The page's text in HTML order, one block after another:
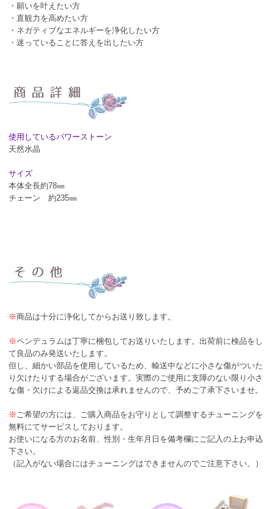
・願いを叶えたい方
・直観力を高めたい方
・ネガティブなエネルギーを浄化したい方
・迷っていることに答えを出したい方
使用しているパワーストーン
天然水晶
サイズ
本体全長約78㎜
チェーン 約235㎜
※商品は十分に浄化してからお送り致します。
※ペンデュラムは丁寧に梱包してお送りいたします。出荷前に検品をし
て良品のみ発送いたします。
但し、細かい部品を使用しているため、輸送中などに小さな傷がついた
り欠けたりする場合がございます。実際のご使用に支障のない限り小さ
な傷・欠けによる返品交換は承れませんので、予めご了承下さいませ。
※ ご希望の方には、ご購入商品をお守りとして調整するチューニングを
無料にてサービスしております。
お使いになる方のお名前、性別・生年月日を備考欄にご記入の上お申込
下さい。
（記入がない場合にはチューニングはできませんのでご注意下さい。）